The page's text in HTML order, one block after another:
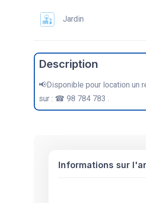
Jardin
Description
📢Disponible pour location un
sur : ☎ 98 784 783 .
Informations sur